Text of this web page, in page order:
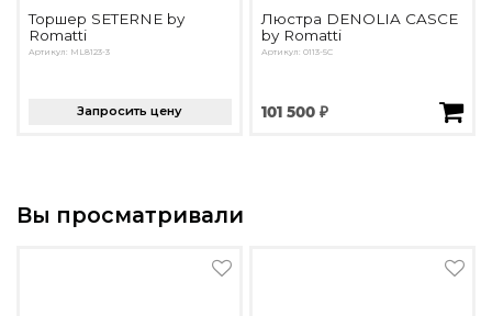
Торшер SETERNE by
Romatti
Артикул: ML8123-3
Запросить цену
Люстра DENOLIA CASCE
by Romatti
Артикул: 0113-5C
101 500 ₽
Вы просматривали